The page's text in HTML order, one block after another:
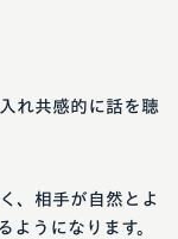
れ共感的に話を聴
、相手が自然とよ
ようになります。